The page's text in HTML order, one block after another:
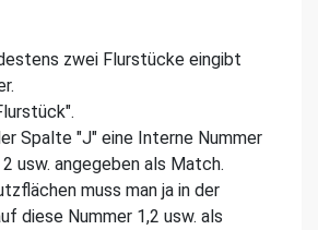
zwei Flurstücke eingibt
Spalte "J" eine Interne Nummer
usw. angegeben als Match.
muss man ja in der
diese Nummer 1,2 usw. als